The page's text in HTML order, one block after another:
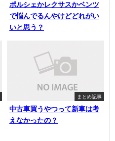
ポルシェかレクサスかベンツ
で悩んでるんやけどどれがい
いと思う？
まとめ記事
中古車買うやつって新車は考
えなかったの？